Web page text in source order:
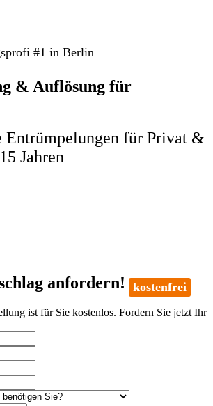
#1 in Berlin
& Auflösung für
Entrümpelungen für Privat &
Jahren
anfordern! kostenfrei
ist für Sie kostenlos. Fordern Sie jetzt Ihr